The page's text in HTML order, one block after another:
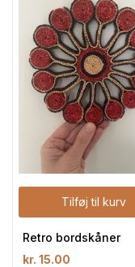
Tilføj til kurv
Retro bordskåner
kr. 15.00